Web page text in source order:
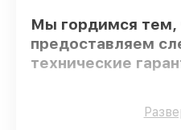
Мы гордимся тем,
предоставляем
технические
Оригинальные